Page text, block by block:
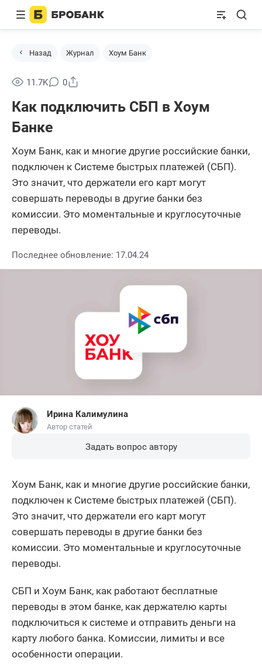
Назад Журнал Хоум Банк
11.7K 0
Как подключить СБП в Хоум
Банке
Хоум Банк, как и многие другие российские банки,
подключен к Системе быстрых платежей (СБП).
Это значит, что держатели его карт могут
совершать переводы в другие банки без
комиссии. Это моментальные и круглосуточные
переводы.
Последнее обновление: 17.04.24
Ирина Калимулина
Автор статей
Задать вопрос автору
Хоум Банк, как и многие другие российские банки,
подключен к Системе быстрых платежей (СБП).
Это значит, что держатели его карт могут
совершать переводы в другие банки без
комиссии. Это моментальные и круглосуточные
переводы.
СБП и Хоум Банк, как работают бесплатные
переводы в этом банке, как держателю карты
подключиться к системе и отправить деньги на
карту любого банка. Комиссии, лимиты и все
особенности операции.